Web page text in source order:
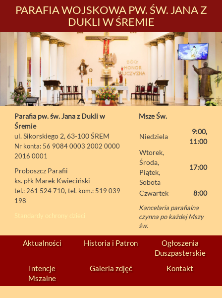
PARAFIA WOJSKOWA PW. ŚW. JANA Z
DUKLI W ŚREMIE
Parafia pw. św. Jana z Dukli w
Śremie
ul. Sikorskiego 2, 63-100 ŚREM
Nr konta: 56 9084 0003 2002 0000
2016 0001
Proboszcz Parafii
ks. płk Marek Kwieciński
tel.: 261 524 710, tel. kom.: 519 039
198
Standardy ochrony dzieci
Msze Św.
Niedziela
9:00,
11:00
Wtorek,
Środa,
Piątek,
Sobota
17:00
Czwartek 8:00
Kancelaria parafialna
czynna po każdej Mszy
św.
Aktualności Historia i Patron
Ogłoszenia
Duszpasterskie
Intencje
Mszalne
Galeria zdjęć Kontakt